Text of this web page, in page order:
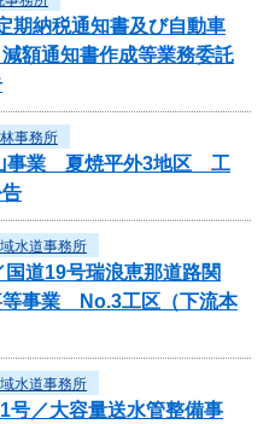
期納税通知書及び自動車
額通知書作成等業務委託
事務所
事業 夏焼平外3地区 工
水道事務所
国道19号瑞浪恵那道路関
等事業 No.3工区（下流本
水道事務所
号／大容量送水管整備事